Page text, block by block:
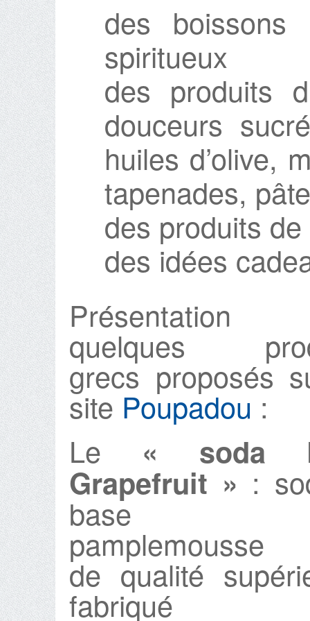
des
spiritueux
des produits
douceurs
huiles d’olive,
tapenades,
des produits
des idées
quelques
grecs proposés
site Poupadou :
Le « soda
Grapefruit » :
base
pamplemousse
de qualité
fabriqué